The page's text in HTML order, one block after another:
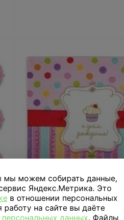
Салфетки Сладкий
см
мы можем собирать данные,
Яндекс.Метрика. Это
в отношении персональных
на сайте вы даёте
персональных данных. Файлы